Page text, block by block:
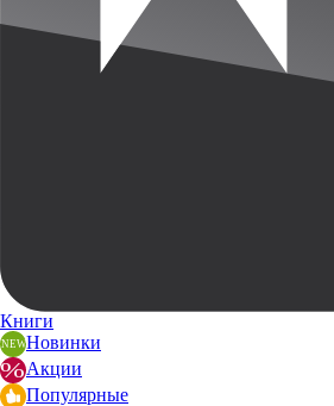
Книги
Новинки
Акции
Популярные